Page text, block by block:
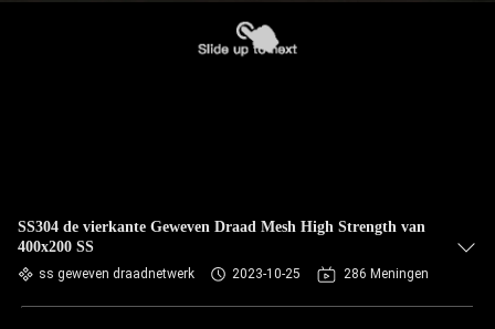
SS304 de vierkante Geweven Draad Mesh High Strength van
400x200 SS
ss geweven draadnetwerk 2023-10-25 286 Meningen